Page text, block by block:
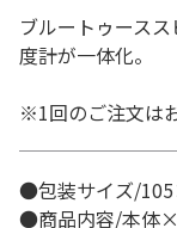
ブルートゥース
度計が一体化。
※1回のご注文は
●包装サイズ/
●商品内容/本体